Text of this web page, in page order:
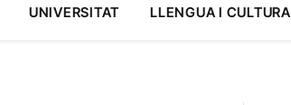
UNIVERSITAT LLENGUA I CULTURA